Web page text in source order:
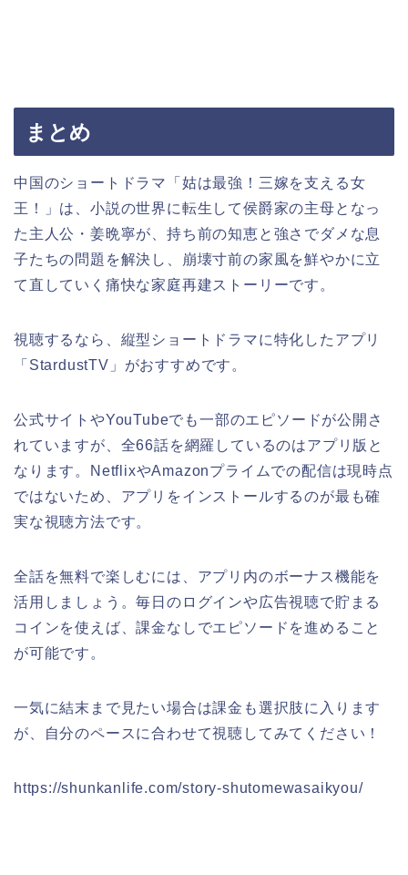
まとめ
中国のショートドラマ「姑は最強！三嫁を支える女
王！」は、小説の世界に転生して侯爵家の主母となっ
た主人公・姜晩寧が、持ち前の知恵と強さでダメな息
子たちの問題を解決し、崩壊寸前の家風を鮮やかに立
て直していく痛快な家庭再建ストーリーです。
視聴するなら、縦型ショートドラマに特化したアプリ
「StardustTV」がおすすめです。
公式サイトやYouTubeでも一部のエピソードが公開さ
れていますが、全66話を網羅しているのはアプリ版と
なります。NetflixやAmazonプライムでの配信は現時点
ではないため、アプリをインストールするのが最も確
実な視聴方法です。
全話を無料で楽しむには、アプリ内のボーナス機能を
活用しましょう。毎日のログインや広告視聴で貯まる
コインを使えば、課金なしでエピソードを進めること
が可能です。
一気に結末まで見たい場合は課金も選択肢に入ります
が、自分のペースに合わせて視聴してみてください！
https://shunkanlife.com/story-shutomewasaikyou/